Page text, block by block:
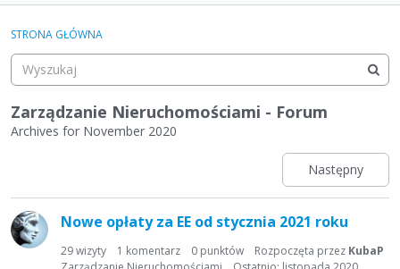
o
g
e
m
e
n
Kategorie
Dyskusje
Aktywność
STRONA GŁÓWNA
Zarządzanie Nieruchomościami - Forum
Archives for November 2020
Następny
i
s
Nowe opłaty za EE od stycznia 2021 roku
29wizyty 1 komentarz 0 punktów Rozpoczęta przez KubaP